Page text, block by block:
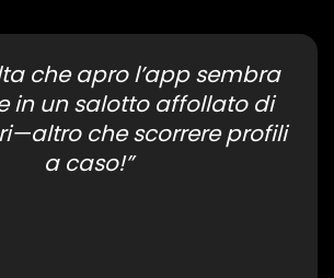
che apro l’app sembra
in un salotto affollato di
che scorrere profili
a caso!”